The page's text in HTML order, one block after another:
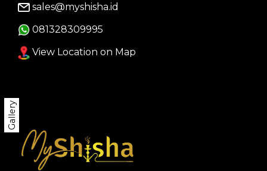
Gallery
sales@myshisha.id
081328309995
View Location on Map